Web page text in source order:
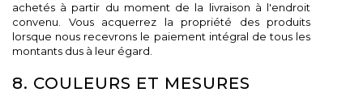
achetés à partir du moment de la livraison à l'endroit
convenu. Vous acquerrez la propriété des produits
lorsque nous recevrons le paiement intégral de tous les
montants dus à leur égard.
8. COULEURS ET MESURES